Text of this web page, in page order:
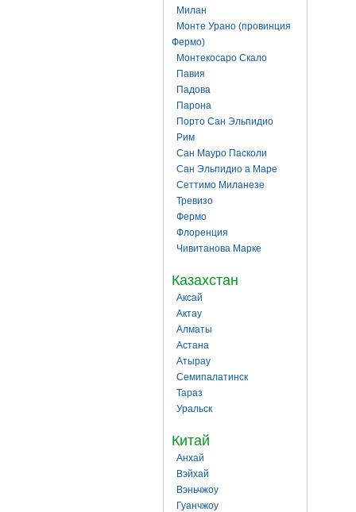
Милан
Монте Урано (провинция
Фермо)
Монтекосаро Скало
Павия
Падова
Парона
Порто Сан Эльпидио
Рим
Сан Мауро Пасколи
Сан Эльпидио а Маре
Сеттимо Миланезе
Тревизо
Фермо
Флоренция
Чивитанова Марке
Казахстан
Аксай
Актау
Алматы
Астана
Атырау
Семипалатинск
Тараз
Уральск
Китай
Анхай
Вэйхай
Вэньчжоу
Гуанчжоу